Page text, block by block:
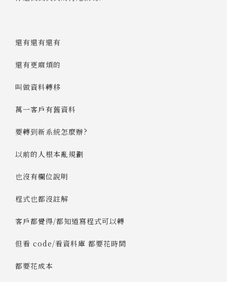
還有還有還有
還有更麻煩的
叫做資料轉移
萬一客戶有舊資料
要轉到新系統怎麼辦?
以前的人根本亂規劃
也沒有欄位說明
程式也都沒註解
客戶都覺得/都知道寫程式可以轉
但看 code/看資料庫 都要花時間
都要花成本